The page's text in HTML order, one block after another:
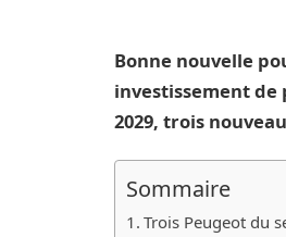
Bonne nouvelle
investissement de
2029, trois
Sommaire
Trois Peugeot du